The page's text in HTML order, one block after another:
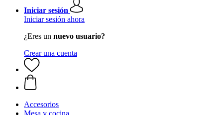
Iniciar sesión
Iniciar sesión ahora
¿Eres un nuevo usuario?
Crear una cuenta
Accesorios
Mesa y cocina